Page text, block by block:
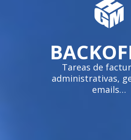
Tareas de
administrativas,
emails…